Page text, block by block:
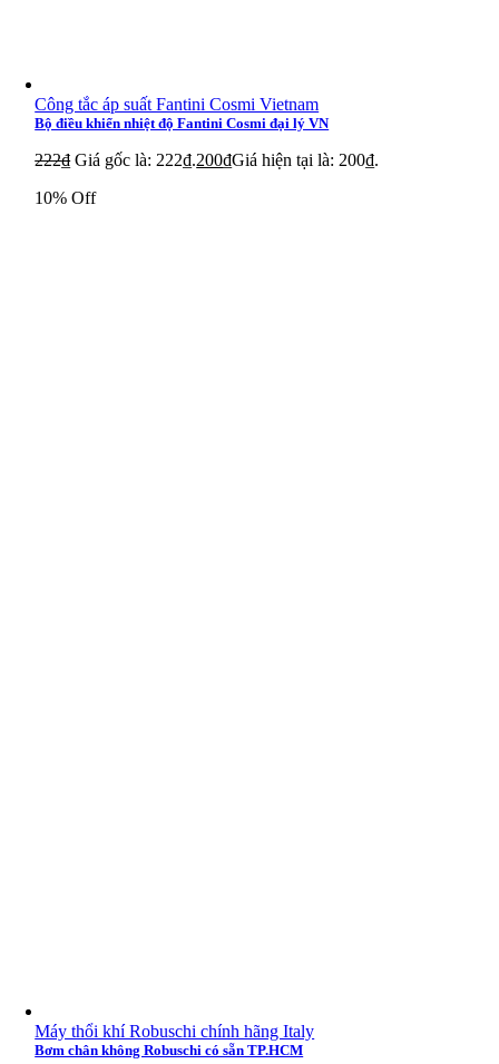
Công tắc áp suất Fantini Cosmi Vietnam
Bộ điều khiển nhiệt độ Fantini Cosmi đại lý VN
222₫ Giá gốc là: 222₫.200₫Giá hiện tại là: 200₫.
10% Off
Máy thổi khí Robuschi chính hãng Italy
Bơm chân không Robuschi có sẵn TP.HCM